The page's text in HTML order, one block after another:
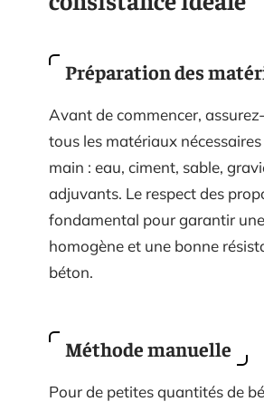
Préparation des
Avant de commencer,
tous les matériaux
main : eau, ciment, sable,
adjuvants. Le respect des
fondamental pour garantir
homogène et une bonne
béton.
Méthode manuelle
Pour de petites quantités de